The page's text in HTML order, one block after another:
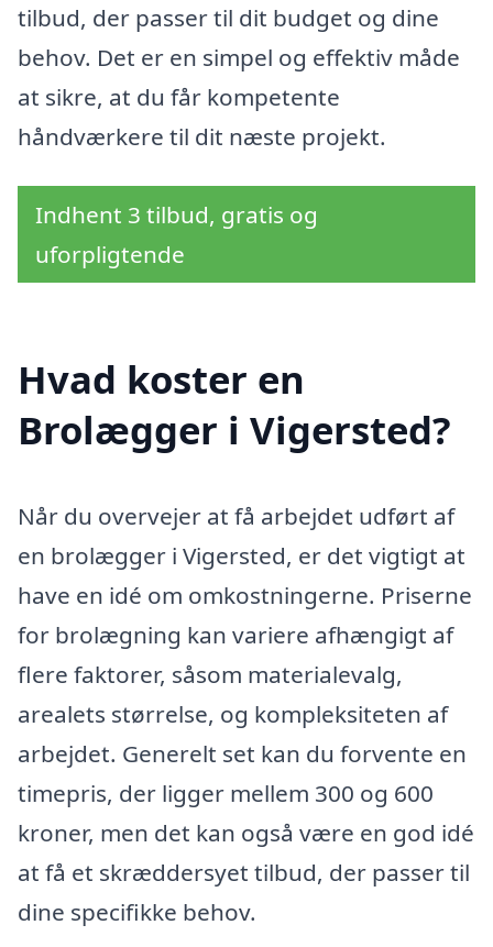
tilbud, der passer til dit budget og dine
behov. Det er en simpel og effektiv måde
at sikre, at du får kompetente
håndværkere til dit næste projekt.
Indhent 3 tilbud, gratis og
uforpligtende
Hvad koster en
Brolægger i Vigersted?
Når du overvejer at få arbejdet udført af
en brolægger i Vigersted, er det vigtigt at
have en idé om omkostningerne. Priserne
for brolægning kan variere afhængigt af
flere faktorer, såsom materialevalg,
arealets størrelse, og kompleksiteten af
arbejdet. Generelt set kan du forvente en
timepris, der ligger mellem 300 og 600
kroner, men det kan også være en god idé
at få et skræddersyet tilbud, der passer til
dine specifikke behov.